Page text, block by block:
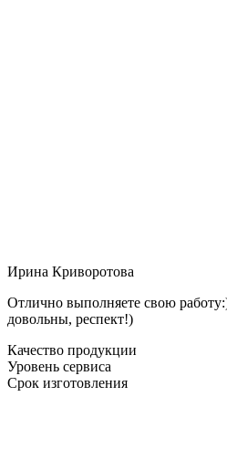
Ирина Криворотова
Отлично выполняете свою
довольны, респект!)
Качество продукции
Уровень сервиса
Срок изготовления